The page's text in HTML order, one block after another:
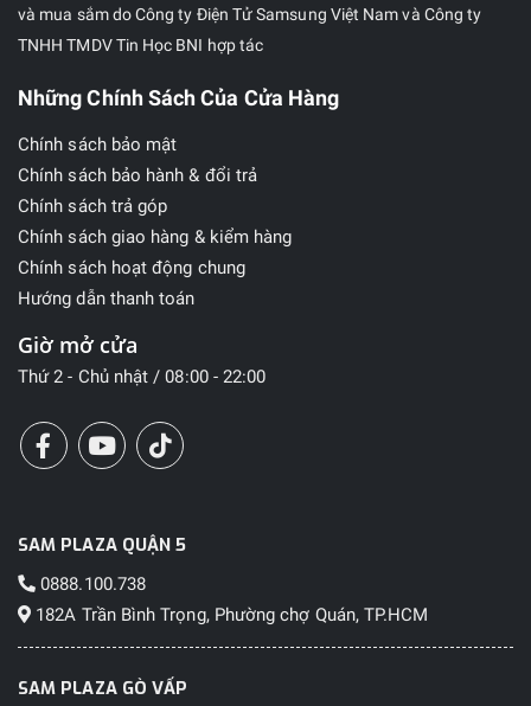
và mua sắm do Công ty Điện Tử Samsung Việt Nam và Công ty
TNHH TMDV Tin Học BNI hợp tác
Những Chính Sách Của Cửa Hàng
Chính sách bảo mật
Chính sách bảo hành & đổi trả
Chính sách trả góp
Chính sách giao hàng & kiểm hàng
Chính sách hoạt động chung
Hướng dẫn thanh toán
Giờ mở cửa
Thứ 2 - Chủ nhật / 08:00 - 22:00
SAM PLAZA QUẬN 5
0888.100.738
182A Trần Bình Trọng, Phường chợ Quán, TP.HCM
SAM PLAZA GÒ VẤP